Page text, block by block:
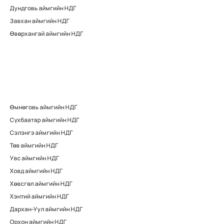
Дундговь аймгийн НДГ
Завхан аймгийн НДГ
Өвөрхангай аймгийн НДГ
Өмнөговь аймгийн НДГ
Сүхбаатар аймгийн НДГ
Сэлэнгэ аймгийн НДГ
Төв аймгийн НДГ
Увс аймгийн НДГ
Ховд аймгийн НДГ
Хөвсгөл аймгийн НДГ
Хэнтий аймгийн НДГ
Дархан-Уул аймгийн НДГ
Орхон аймгийн НДГ